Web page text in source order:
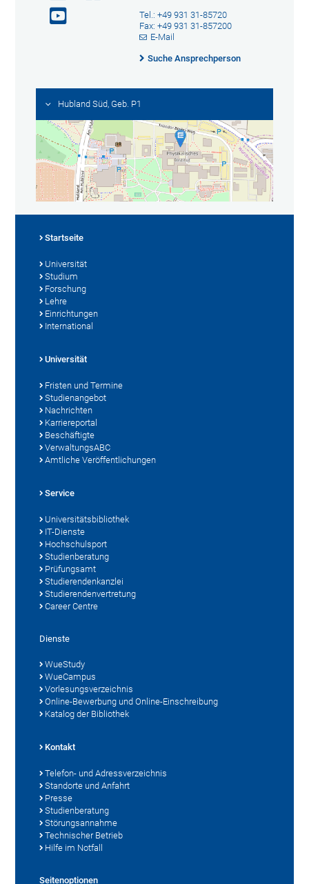
Tel.: +49 931 31-85720
Fax: +49 931 31-857200
E-Mail
Suche Ansprechperson
Hubland Süd, Geb. P1
Startseite
Universität
Studium
Forschung
Lehre
Einrichtungen
International
Universität
Fristen und Termine
Studienangebot
Nachrichten
Karriereportal
Beschäftigte
VerwaltungsABC
Amtliche Veröffentlichungen
Service
Universitätsbibliothek
IT-Dienste
Hochschulsport
Studienberatung
Prüfungsamt
Studierendenkanzlei
Studierendenvertretung
Career Centre
Dienste
WueStudy
WueCampus
Vorlesungsverzeichnis
Online-Bewerbung und Online-Einschreibung
Katalog der Bibliothek
Kontakt
Telefon- und Adressverzeichnis
Standorte und Anfahrt
Presse
Studienberatung
Störungsannahme
Technischer Betrieb
Hilfe im Notfall
Seitenoptionen